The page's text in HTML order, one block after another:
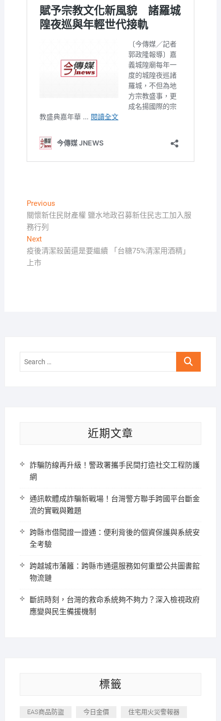
文
章
導
覽
PreviousPrevious
post:
關懷新住民財產權 鹽水地政召募新住民志工加入服
務行列
NextNext
post:
疫後清潔殺菌還是要繼續 「台糖75%清潔用酒精」
上市
Search
近期文章
詐騙防線再升級！警政署攜手民間打造社交工程防護
網
通訊軟體成詐騙新戰場！台灣警方聯手跨國平台斷金
流的實戰與難題
跨縣市借閱證一證通：便利背後的個資保護與系統安
全考驗
跨越城市藩籬：跨縣市通還服務如何重塑公共圖書館
物流鏈
斷訊時刻，台灣的救命系統夠不夠力？深入檢視政府
應變與民生備援機制
標籤
EAS商品防盜 今日金價 住宅用火災警報器